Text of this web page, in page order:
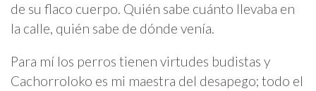
de su flaco cuerpo. Quién sabe cuánto llevaba en
la calle, quién sabe de dónde venía.
Para mí los perros tienen virtudes budistas y
Cachorroloko es mi maestra del desapego; todo el